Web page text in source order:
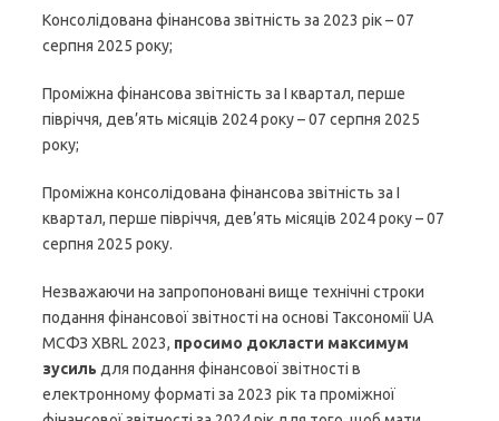
Консолідована фінансова звітність за 2023 рік – 07
серпня 2025 року;
Проміжна фінансова звітність за I квартал, перше
півріччя, дев’ять місяців 2024 року – 07 серпня 2025
року;
Проміжна консолідована фінансова звітність за I
квартал, перше півріччя, дев’ять місяців 2024 року – 07
серпня 2025 року.
Незважаючи на запропоновані вище технічні строки
подання фінансової звітності на основі Таксономії UA
МСФЗ XBRL 2023, просимо докласти максимум
зусиль для подання фінансової звітності в
електронному форматі за 2023 рік та проміжної